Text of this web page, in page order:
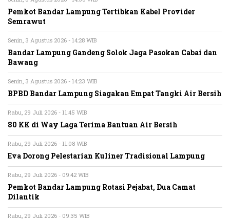
Pemkot Bandar Lampung Tertibkan Kabel Provider
Semrawut
Senin, 3 Agustus 2026 - 14:28 WIB
Bandar Lampung Gandeng Solok Jaga Pasokan Cabai dan
Bawang
Senin, 3 Agustus 2026 - 14:23 WIB
BPBD Bandar Lampung Siagakan Empat Tangki Air Bersih
Rabu, 29 Juli 2026 - 11:45 WIB
80 KK di Way Laga Terima Bantuan Air Bersih
Rabu, 29 Juli 2026 - 11:08 WIB
Eva Dorong Pelestarian Kuliner Tradisional Lampung
Rabu, 29 Juli 2026 - 09:42 WIB
Pemkot Bandar Lampung Rotasi Pejabat, Dua Camat
Dilantik
Rabu, 29 Juli 2026 - 09:35 WIB